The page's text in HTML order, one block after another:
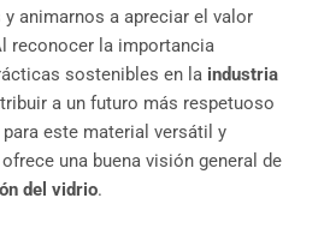
animarnos a apreciar el valor
reconocer la importancia
sostenibles en la industria
a un futuro más respetuoso
este material versátil y
una buena visión general de
del vidrio.